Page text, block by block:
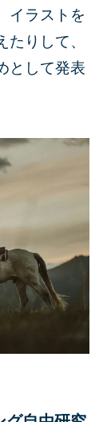
イラストを
りして、
として発表